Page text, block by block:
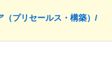
（プリセールス・構築）/